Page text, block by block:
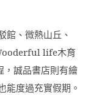
館、微熱山丘、
life木育
，誠品書店則有繪
能度過充實假期。